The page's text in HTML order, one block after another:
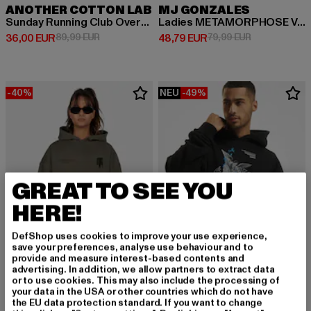
ANOTHER COTTON LAB
Sunday Running Club Oversized
36,00 EUR
Derzeitiger Preis: 36,00 EUR
89,99 EURAktionspreis: 89,99 EUR
MJ GONZALES
Ladies METAMORPHOSE V.2 x Heavy Oversized
48,79 EUR
Derzeitiger Preis: 48,79 EUR
79,99 EURAktionspreis:
-40%
MJ GONZALES
Ladies METAMORPHOSE V.2 x Heavy Oversized
NEU -49%
MJ GONZALES
GREAT TO SEE YOU
HERE!
DefShop uses cookies to improve your use experience,
save your preferences, analyse use behaviour and to
provide and measure interest-based contents and
advertising. In addition, we allow partners to extract data
or to use cookies. This may also include the processing of
your data in the USA or other countries which do not have
the EU data protection standard. If you want to change